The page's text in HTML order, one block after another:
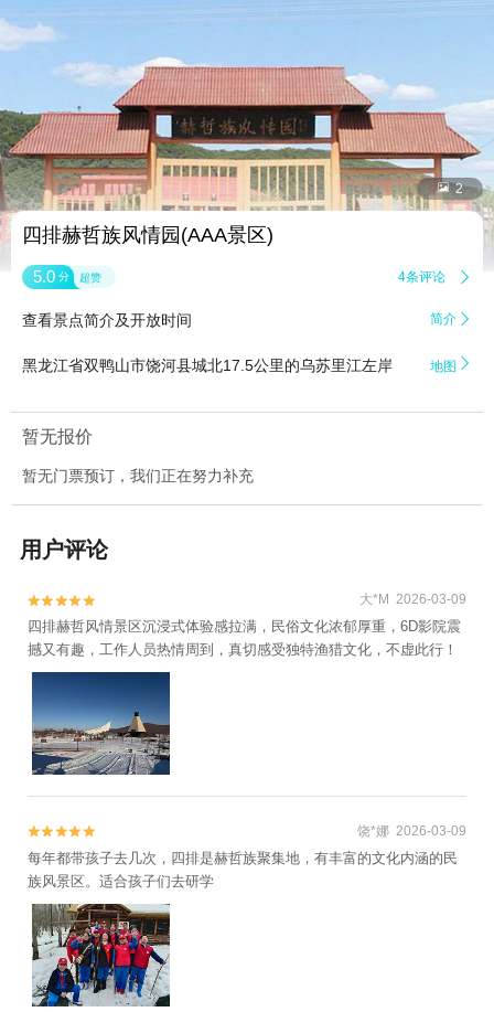
 2
四排赫哲族风情园(AAA景区)
5.0 分 超赞 4条评论 
查看景点简介及开放时间 简介 
黑龙江省双鸭山市饶河县城北17.5公里的乌苏里江左岸 地图 
暂无报价
暂无门票预订，我们正在努力补充
用户评论

 大*M 2026-03-09
四排赫哲风情景区沉浸式体验感拉满，民俗文化浓郁厚重，6D影院震
撼又有趣，工作人员热情周到，真切感受独特渔猎文化，不虚此行！

 饶*娜 2026-03-09
每年都带孩子去几次，四排是赫哲族聚集地，有丰富的文化内涵的民
族风景区。适合孩子们去研学
